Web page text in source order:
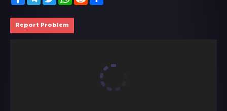
Report Problem